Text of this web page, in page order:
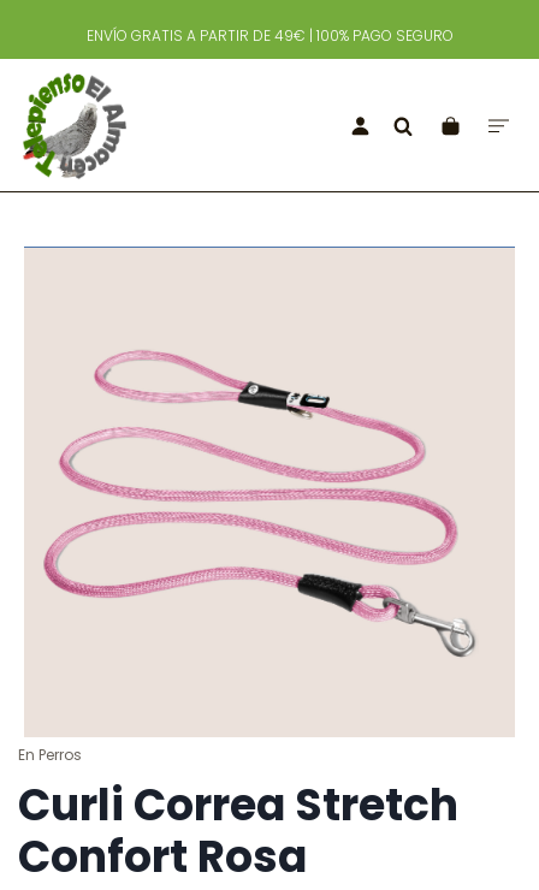
ENVÍO GRATIS A PARTIR DE 49€ | 100% PAGO SEGURO
En Perros
Curli Correa Stretch
Confort Rosa